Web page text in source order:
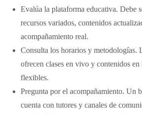
Evalúa la plataforma educativa. Debe
recursos variados, contenidos
acompañamiento real.
Consulta los horarios y metodologías.
ofrecen clases en vivo y contenidos en
flexibles.
Pregunta por el acompañamiento. Un
cuenta con tutores y canales de